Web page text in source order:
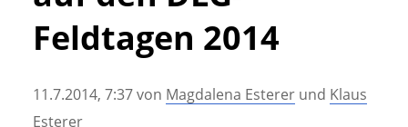
• Messen und Veranstaltungen
• Agritechnica Neuheiten Archiv
Feldtagen 2014
11.7.2014, 7:37von Magdalena Esterer und Klaus
Esterer